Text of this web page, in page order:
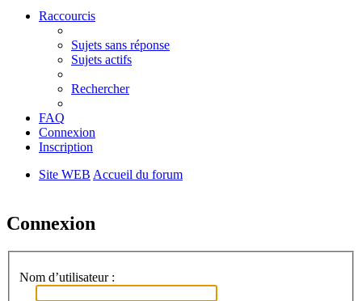
Raccourcis
Sujets sans réponse
Sujets actifs
Rechercher
FAQ
Connexion
Inscription
Site WEB Accueil du forum
Connexion
Nom d’utilisateur :